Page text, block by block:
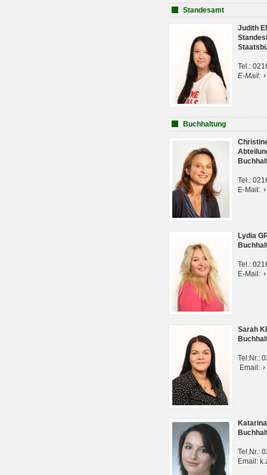
Standesamt
Judith
Tel.:
E-Mail:
Buchhaltung
Tel.:
E-Mail:
Lydia
Tel.:
E-Mail:
Sarah
Tel:Nr.:
Email:
Tel.Nr.:
Email: